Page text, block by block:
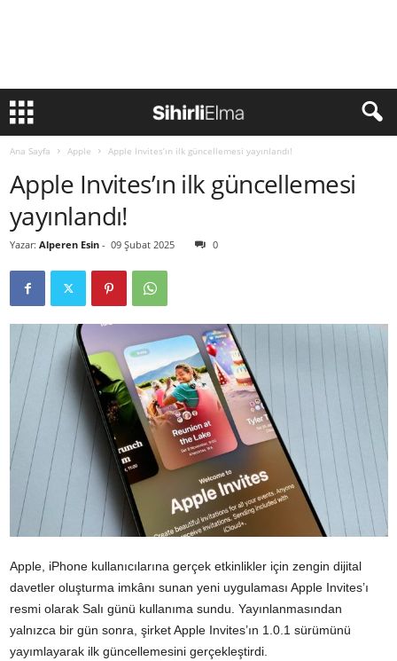
Ana Sayfa Apple Apple Invites’ın ilk güncellemesi yayınlandı!
Apple Invites’ın ilk güncellemesi
yayınlandı!
Yazar: Alperen Esin - 09 Şubat 2025 0
Apple , iPhone kullanıcılarına gerçek etkinlikler için zengin dijital
davetler oluşturma imkânı sunan yeni uygulaması Apple Invites’ı
resmi olarak Salı günü kullanıma sundu. Yayınlanmasından
yalnızca bir gün sonra, şirket Apple Invites’ın 1.0.1 sürümünü
yayımlayarak ilk güncellemesini gerçekleştirdi.